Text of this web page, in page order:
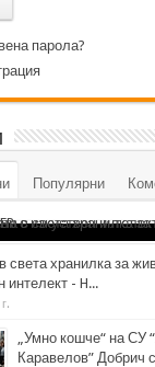
парола?
Популярни
света хранилка за
интелект - H...
„Умно кошче“ на СУ
Каравелов” Добрич